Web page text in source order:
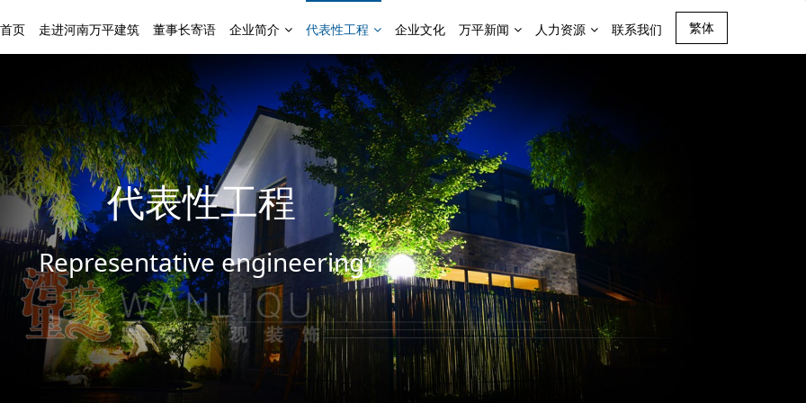
页 走进河南万平建筑 董事长寄语 企业简介 代表性工程 企业文化 万平新闻 人力资源 联系我们 繁体
代表性工程
Representative engineering